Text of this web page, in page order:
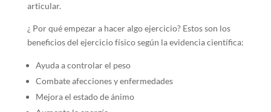
articular.
¿ Por qué empezar a hacer algo ejercicio? Estos son los
beneficios del ejercicio físico según la evidencia científica:
Ayuda a controlar el peso
Combate afecciones y enfermedades
Mejora el estado de ánimo